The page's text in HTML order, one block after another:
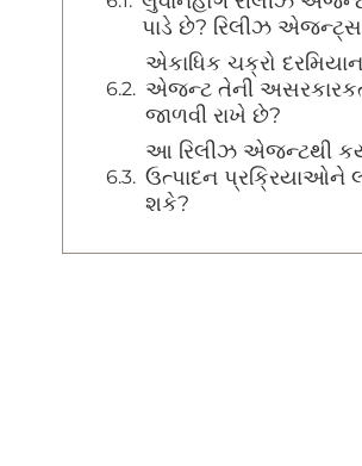
પાડે છે? રિલીઝ
એકાધિક ચક્રો
એજન્ટ તેની
જાળવી રાખે છે?
આ રિલીઝ એજન્ટથી
ઉત્પાદન પ્રક્રિયાઓને
શકે?